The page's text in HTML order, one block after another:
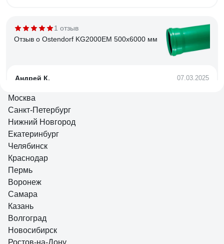
1 отзыв
Отзыв о Ostendorf KG2000EM 500x6000 мм
Андрей К. 07.03.2025
25 отзывов
Отзыв о Ostendorf 110х2000 мм
Андрей К.
Главное крепкая и гладкая внутри.
Москва
Санкт-Петербург
Нижний Новгород
Екатеринбург
Челябинск
Краснодар
Пермь
Воронеж
Самара
Казань
Волгоград
Новосибирск
Ростов-на-Дону